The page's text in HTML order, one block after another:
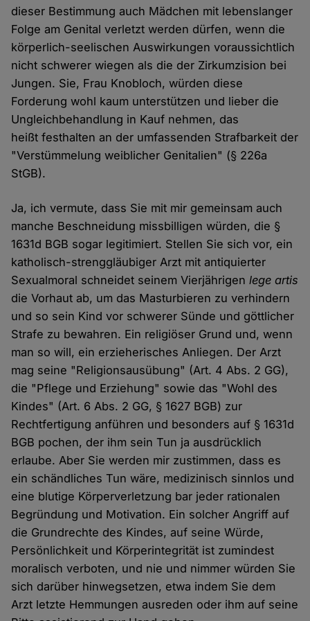
dieser Bestimmung auch Mädchen mit lebenslanger
Folge am Genital verletzt werden dürfen, wenn die
körperlich-seelischen Auswirkungen voraussichtlich
nicht schwerer wiegen als die der Zirkumzision bei
Jungen. Sie, Frau Knobloch, würden diese
Forderung wohl kaum unterstützen und lieber die
Ungleichbehandlung in Kauf nehmen, das
heißt festhalten an der umfassenden Strafbarkeit der
"Verstümmelung weiblicher Genitalien" (§ 226a
StGB).
Ja, ich vermute, dass Sie mit mir gemeinsam auch
manche Beschneidung missbilligen würden, die §
1631d BGB sogar legitimiert. Stellen Sie sich vor, ein
katholisch-strenggläubiger Arzt mit antiquierter
Sexualmoral schneidet seinem Vierjährigenlege artis
die Vorhaut ab, um das Masturbieren zu verhindern
und so sein Kind vor schwerer Sünde und göttlicher
Strafe zu bewahren. Ein religiöser Grund und, wenn
man so will, ein erzieherisches Anliegen. Der Arzt
mag seine "Religionsausübung" (Art. 4 Abs. 2 GG),
die "Pflege und Erziehung" sowie das "Wohl des
Kindes" (Art. 6 Abs. 2 GG, § 1627 BGB) zur
Rechtfertigung anführen und besonders auf § 1631d
BGB pochen, der ihm sein Tun ja ausdrücklich
erlaube. Aber Sie werden mir zustimmen, dass es
ein schändliches Tun wäre, medizinisch sinnlos und
eine blutige Körperverletzung bar jeder rationalen
Begründung und Motivation. Ein solcher Angriff auf
die Grundrechte des Kindes, auf seine Würde,
Persönlichkeit und Körperintegrität ist zumindest
moralisch verboten, und nie und nimmer würden Sie
sich darüber hinwegsetzen, etwa indem Sie dem
Arzt letzte Hemmungen ausreden oder ihm auf seine